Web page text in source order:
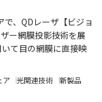
、QDレーザ【ビジョ
ー網膜投影技術を展
て目の網膜に直接映
ア 光関連技術 新製品